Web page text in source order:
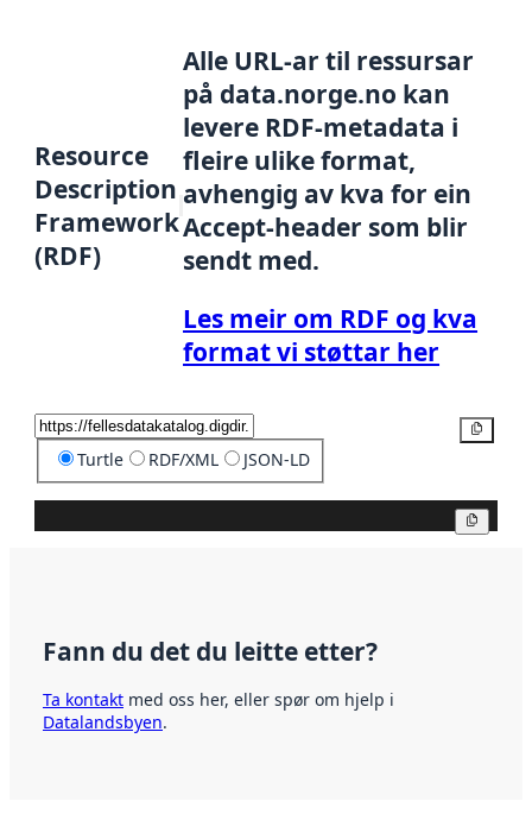
Resource
Description
Framework
(RDF)
Alle URL-ar til ressursar
på data.norge.no kan
levere RDF-metadata i
fleire ulike format,
avhengig av kva for ein
Accept-header som blir
sendt med.
Les meir om RDF og kva
format vi støttar her
Turtle RDF/XML JSON-LD
Fann du det du leitte etter?
Ta kontakt med oss her, eller spør om hjelp i
Datalandsbyen.